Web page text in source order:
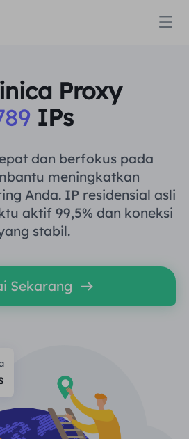
Statis
statis
$0.8/GB
Tanpa Batas
Merek
SEO
Proxy
IPs
dan berfokus pada
meningkatkan
Anda. IP residensial asli
aktif 99,5% dan koneksi
stabil.
Sekarang